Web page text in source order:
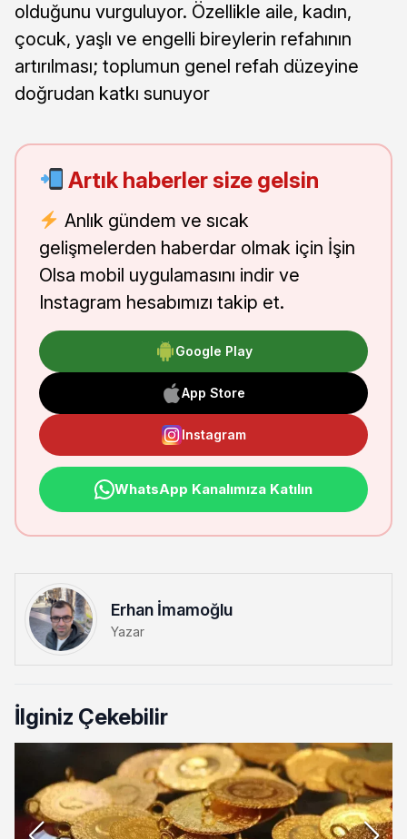
olduğunu vurguluyor. Özellikle aile, kadın,
çocuk, yaşlı ve engelli bireylerin refahının
artırılması; toplumun genel refah düzeyine
doğrudan katkı sunuyor
Artık haberler size gelsin
Anlık gündem ve sıcak
gelişmelerden haberdar olmak için İşin
Olsa mobil uygulamasını indir ve
Instagram hesabımızı takip et.
Google Play
App Store
Instagram
WhatsApp Kanalımıza Katılın
Erhan İmamoğlu
Yazar
İlginiz Çekebilir